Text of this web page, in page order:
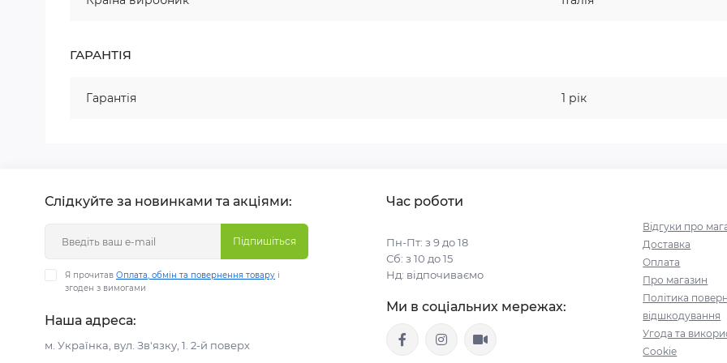
ГАРАНТІЯ
Гарантія 1 рік
Слідкуйте за новинками та акціями:
Підпишіться
Я прочитав Оплата, обмін та повернення товару і
згоден з вимогами
Наша адреса:
м. Українка, вул. Зв'язку, 1. 2-й поверх
Час роботи
Пн-Пт: з 9 до 18
Сб: з 10 до 15
Нд: відпочиваємо
Ми в соціальних мережах:
Відгуки про
Доставка
Оплата
Про магазин
Політика
відшкодування
Угода та
Cookie